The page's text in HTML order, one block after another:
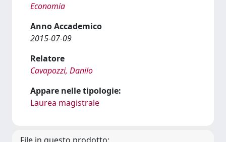
Economia
Anno Accademico
2015-07-09
Relatore
Cavapozzi, Danilo
Appare nelle tipologie:
Laurea magistrale